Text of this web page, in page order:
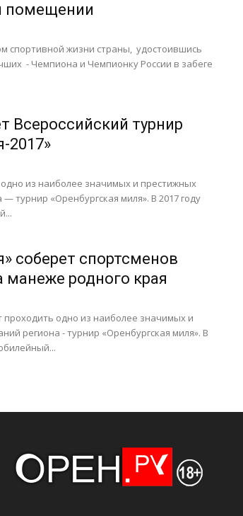
помещении
спортивной жизни страны, удостоившись
- Чемпиона и Чемпионку России в забеге
Всероссийский турнир
2017»
из наиболее значимых и престижных
турнир «Оренбургская миля». В 2017 году
соберет спортсменов
манеже родного края
проходить одно из наиболее значимых и
региона - турнир «Оренбургская миля». В